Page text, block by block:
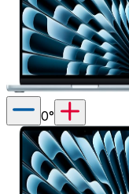
0°